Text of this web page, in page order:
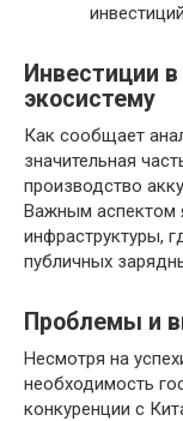
Инвестиции
экосистему
Как сообщает
значительная
производство
Важным аспектом
инфраструктуры,
публичных
Проблемы и
Несмотря на
необходимость
конкуренции с